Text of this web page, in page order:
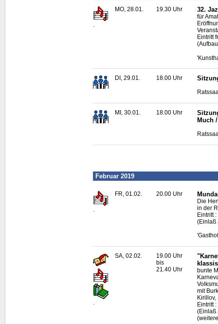
.
MO, 28.01. 19.30 Uhr 32.
für
Eintritt
DI, 29.01. 18.00 Uhr
MI, 30.01. 18.00 Uhr
Much
Februar 2019
.
FR, 01.02. 20.00 Uhr
Die
in der
Eintritt
(Einlaß
SA, 02.02.
19.00 Uhr
bis
21.40 Uhr
bunte
mit
Eintritt
(Einlaß